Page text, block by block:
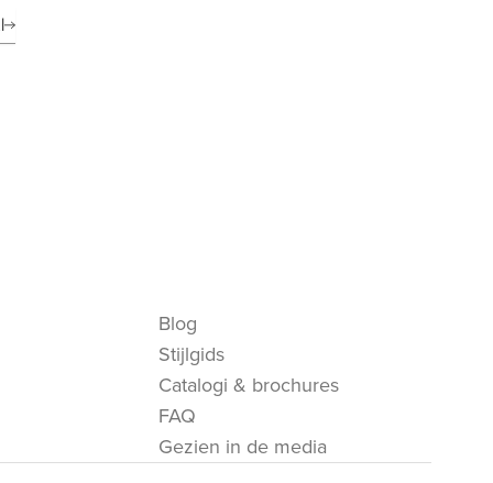
Blog
Stijlgids
Catalogi & brochures
FAQ
Gezien in de media